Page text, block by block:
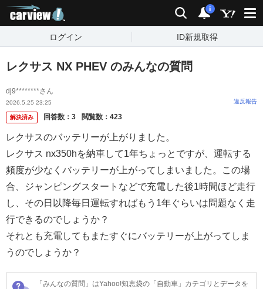
検索 通知
i
ログイン ID新規取得
レクサス NX PHEV のみんなの質問
dj9********さん
2026.5.25 23:25 違反報告
解決済み 回答数： 3 閲覧数： 423
レクサスのバッテリーが上がりました。
レクサス nx350hを納車して1年ちょっとですが、運転する
頻度が少なくバッテリーが上がってしまいました。この場
合、ジャンピングスタートなどで充電した後1時間ほど走行
し、その日以降毎日運転すればもう1年ぐらいは問題なく走
行できるのでしょうか？
それとも充電してもまたすぐにバッテリーが上がってしま
うのでしょうか？
「みんなの質問」はYahoo!知恵袋の「自動車」カテゴリとデータを